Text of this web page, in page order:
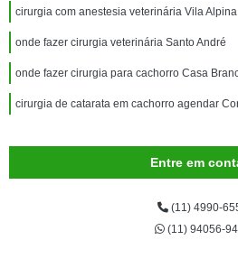
cirurgia com anestesia veterinária Vila Alpina
onde fazer cirurgia veterinária Santo André
onde fazer cirurgia para cachorro Casa
cirurgia de catarata em cachorro agendar
Entre em
(11) 4990-
(11) 94056-